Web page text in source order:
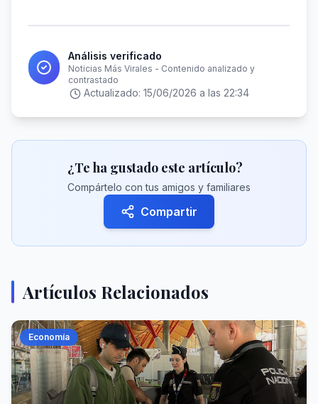
Análisis verificado
Noticias Más Virales - Contenido analizado y
contrastado
Actualizado: 15/06/2026 a las 22:34
¿Te ha gustado este artículo?
Compártelo con tus amigos y familiares
Compartir
Artículos Relacionados
Economía